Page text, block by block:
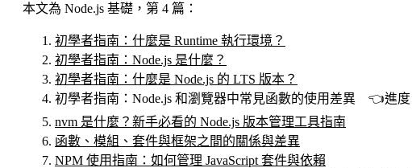
本文為 Node.js 基礎，第 4 篇：
初學者指南：什麼是 Runtime 執行環境？
初學者指南：Node.js 是什麼？
初學者指南：什麼是 Node.js 的 LTS 版本？
初學者指南：Node.js 和瀏覽器中常見函數的使用差異 👈進度
nvm 是什麼？新手必看的 Node.js 版本管理工具指南
函數、模組、套件與框架之間的關係與差異
NPM 使用指南：如何管理 JavaScript 套件與依賴